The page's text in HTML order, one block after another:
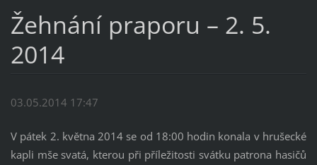
Žehnání praporu – 2. 5.
2014
03.05.2014 17:47
V pátek 2. května 2014 se od 18:00 hodin konala v hrušecké
kapli mše svatá, kterou při příležitosti svátku patrona hasičů